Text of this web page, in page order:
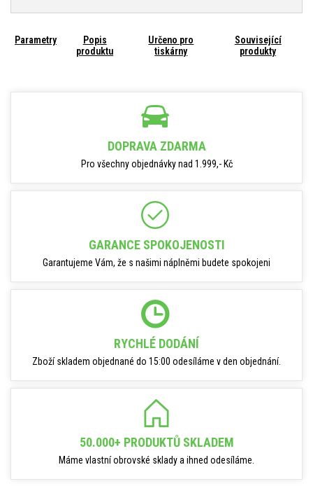
Parametry
Popis
produktu
Určeno pro
tiskárny
Související
produkty
DOPRAVA ZDARMA
Pro všechny objednávky nad 1.999,- Kč
GARANCE SPOKOJENOSTI
Garantujeme Vám, že s našimi náplněmi budete spokojeni
RYCHLÉ DODÁNÍ
Zboží skladem objednané do 15:00 odesíláme v den objednání.
50.000+ PRODUKTŮ SKLADEM
Máme vlastní obrovské sklady a ihned odesíláme.